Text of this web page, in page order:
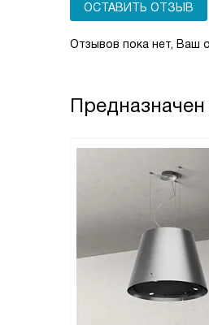
ОСТАВИТЬ ОТЗЫВ
Отзывов пока нет, Ваш